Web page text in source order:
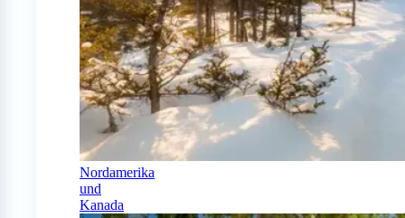
Nordamerika
und
Kanada